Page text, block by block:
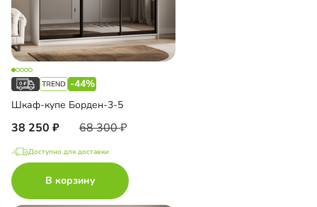
-44%
Шкаф-купе Борден-3-5
38 250 68 300
Доступно для доставки
В корзину